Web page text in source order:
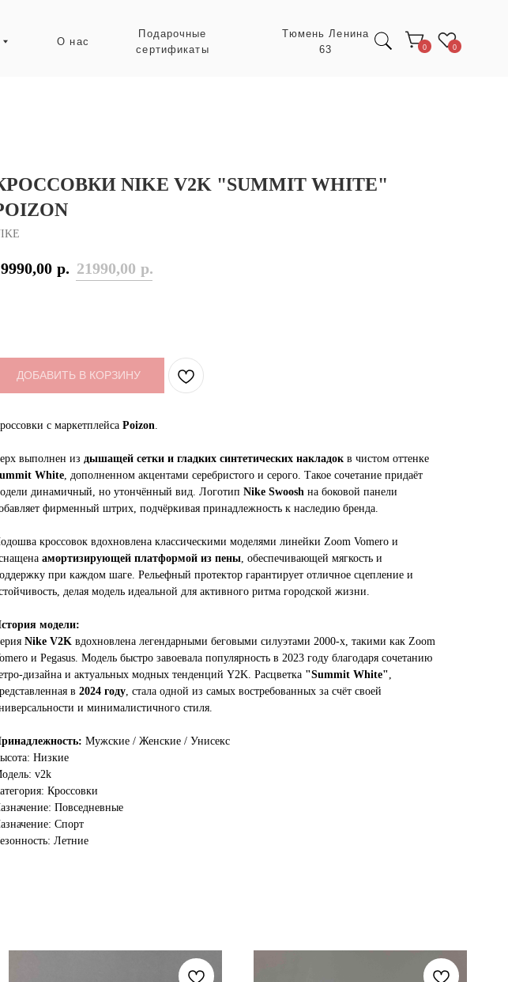
сертификаты
Тюмень Ленина
NIKE V2K "SUMMIT WHITE"
р. 21990,00 р.
ДОБАВИТЬ В КОРЗИНУ
с маркетплейса Poizon.
выполнен из дышащей сетки и гладких синтетических накладок в чистом оттенке
White, дополненном акцентами серебристого и серого. Такое сочетание придаёт
динамичный, но утончённый вид. Логотип Nike Swoosh на боковой панели
фирменный штрих, подчёркивая принадлежность к наследию бренда.
кроссовок вдохновлена классическими моделями линейки Zoom Vomero и
амортизирующей платформой из пены, обеспечивающей мягкость и
при каждом шаге. Рельефный протектор гарантирует отличное сцепление и
делая модель идеальной для активного ритма городской жизни.
модели:
Nike V2K вдохновлена легендарными беговыми силуэтами 2000-х, такими как Zoom
и Pegasus. Модель быстро завоевала популярность в 2023 году благодаря сочетанию
дизайна и актуальных модных тенденций Y2K. Расцветка "Summit White",
в 2024 году, стала одной из самых востребованных за счёт своей
и минималистичного стиля.
Мужские / Женские / Унисекс
Низкие
v2k
Кроссовки
Повседневные
Спорт
Летние